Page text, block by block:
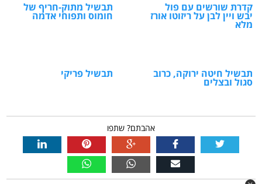
קדרת שורשים עם פול
יבש ויין לבן על ריזוטו אורז
מלא
תבשיל מתוק-חריף של
חומוס ותפוחי אדמה
תבשיל חיטה ירוקה, כרוב
סגול ובצלים
תבשיל פריקי
אהבתם? שתפו